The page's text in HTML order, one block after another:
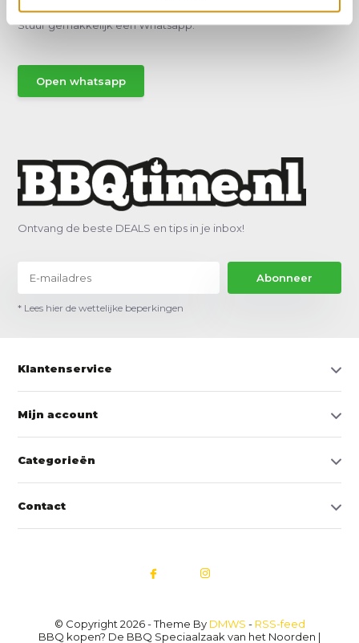
Stuur gemakkelijk een Whatsapp.
Open whatsapp
Ontvang de beste DEALS en tips in je inbox!
Abonneer
* Lees hier de wettelijke beperkingen
Klantenservice
Mijn account
Categorieën
Contact
© Copyright 2026 - Theme By DMWS - RSS-feed
BBQ kopen? De BBQ Speciaalzaak van het Noorden |